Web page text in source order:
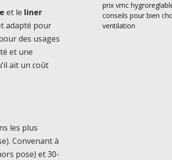
et le liner
adapté pour
des usages
et une
ait un coût
les plus
Convenant à
pose) et 30-
prix vmc
conseils pour bien
ventilation